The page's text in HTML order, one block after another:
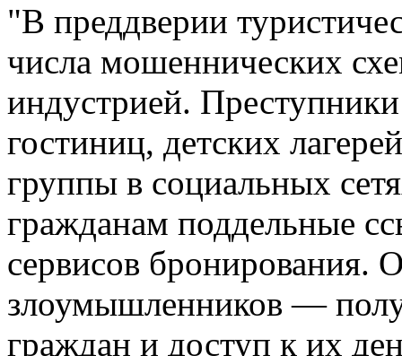
"В преддверии
числа мошеннических
индустрией.
гостиниц, детских
группы в социальных
гражданам поддельные
сервисов бронирования.
злоумышленников —
граждан и доступ к их